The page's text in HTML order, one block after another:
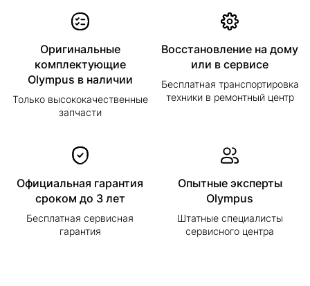
Оригинальные
комплектующие
Olympus в наличии
Только высококачественные
запчасти
Восстановление на дому
или в сервисе
Бесплатная транспортировка
техники в ремонтный центр
Официальная гарантия
сроком до 3 лет
Бесплатная сервисная
гарантия
Опытные эксперты
Olympus
Штатные специалисты
сервисного центра